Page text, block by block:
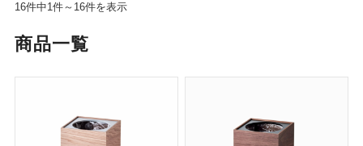
16件中1件～16件を表示
商品一覧